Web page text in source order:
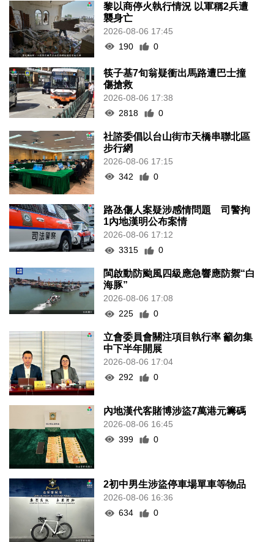
黎以商停火執行情況 以軍稱2兵遭
襲身亡
2026-08-06 17:45
190
0
筷子基7旬翁疑衝出馬路遭巴士撞
傷搶救
2026-08-06 17:38
2818
0
社諮委倡以台山街市天橋串聯北區
步行網
2026-08-06 17:15
342
0
路氹傷人案疑涉感情問題 司警拘
1內地漢明公布案情
2026-08-06 17:12
3315
0
閩啟動防颱風四級應急響應防禦“白
海豚”
2026-08-06 17:08
225
0
立會委員會關注項目執行率 籲勿集
中下半年開展
2026-08-06 17:04
292
0
內地漢代客賭博涉盜7萬港元籌碼
2026-08-06 16:45
399
0
2初中男生涉盜停車場單車等物品
2026-08-06 16:36
634
0